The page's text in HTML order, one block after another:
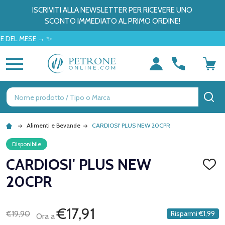
ISCRIVITI ALLA NEWSLETTER PER RICEVERE UNO
SCONTO IMMEDIATO AL PRIMO ORDINE!
MESE → ✨
Ricerca
Alimenti e Bevande CARDIOSI' PLUS NEW 20CPR
Disponibile
CARDIOSI' PLUS NEW
20CPR
€19,90
Ora a€17,91 Risparmi €1,99